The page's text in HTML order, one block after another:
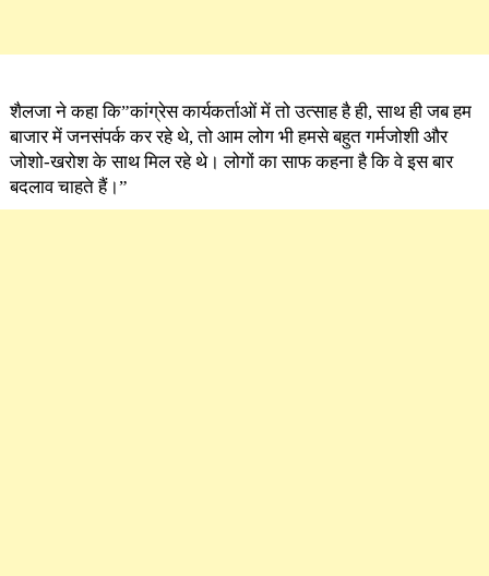
शैलजा ने कहा कि”कांग्रेस कार्यकर्ताओं में तो उत्साह है ही, साथ ही जब हम
बाजार में जनसंपर्क कर रहे थे, तो आम लोग भी हमसे बहुत गर्मजोशी और
जोशो-खरोश के साथ मिल रहे थे। लोगों का साफ कहना है कि वे इस बार
बदलाव चाहते हैं।”